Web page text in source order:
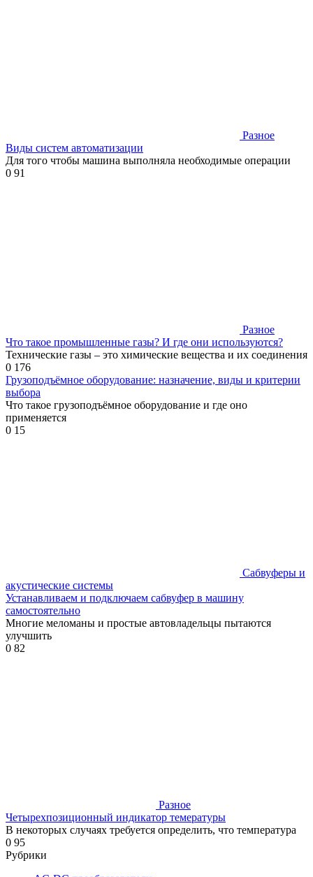
Разное
Виды систем автоматизации
Для того чтобы машина выполняла необходимые операции
0 91
Разное
Что такое промышленные газы? И где они используются?
Технические газы – это химические вещества и их соединения
0 176
Грузоподъёмное оборудование: назначение, виды и критерии
выбора
Что такое грузоподъёмное оборудование и где оно
применяется
0 15
Сабвуферы и
акустические системы
Устанавливаем и подключаем сабвуфер в машину
самостоятельно
Многие меломаны и простые автовладельцы пытаются
улучшить
0 82
Разное
Четырехпозиционный индикатор темературы
В некоторых случаях требуется определить, что температура
0 95
Рубрики